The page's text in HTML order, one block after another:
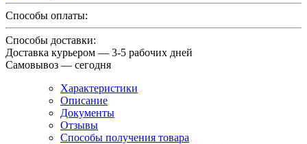
Способы оплаты:
Способы доставки:
Доставка курьером — 3-5 рабочих дней
Самовывоз — сегодня
Характеристики
Описание
Документы
Отзывы
Способы получения товара